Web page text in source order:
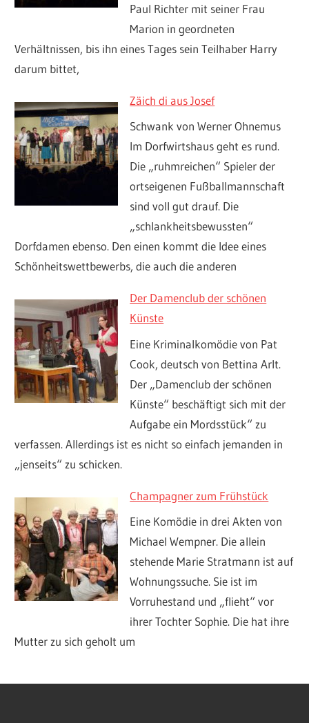
Paul Richter mit seiner Frau
Marion in geordneten
Verhältnissen, bis ihn eines Tages sein Teilhaber Harry
darum bittet,
Zäich di aus Josef
Schwank von Werner Ohnemus
Im Dorfwirtshaus geht es rund.
Die „ruhmreichen“ Spieler der
ortseigenen Fußballmannschaft
sind voll gut drauf. Die
„schlankheitsbewussten“
Dorfdamen ebenso. Den einen kommt die Idee eines
Schönheitswettbewerbs, die auch die anderen
Der Damenclub der schönen
Künste
Eine Kriminalkomödie von Pat
Cook, deutsch von Bettina Arlt.
Der „Damenclub der schönen
Künste“ beschäftigt sich mit der
Aufgabe ein Mordsstück“ zu
verfassen. Allerdings ist es nicht so einfach jemanden in
„jenseits“ zu schicken.
Champagner zum Frühstück
Eine Komödie in drei Akten von
Michael Wempner. Die allein
stehende Marie Stratmann ist auf
Wohnungssuche. Sie ist im
Vorruhestand und „flieht“ vor
ihrer Tochter Sophie. Die hat ihre
Mutter zu sich geholt um